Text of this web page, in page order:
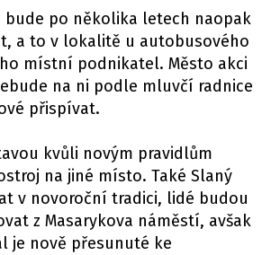
bude po několika letech naopak
a to v lokalitě u autobusového
místní podnikatel. Město akci
na ni podle mluvčí radnice
přispívat.
kvůli novým pravidlům
na jiné místo. Také Slaný
v novoroční tradici, lidé budou
z Masarykova náměstí, avšak
je nově přesunuté ke